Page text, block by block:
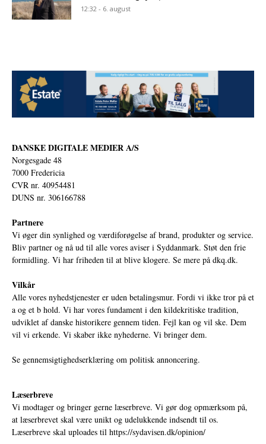
12:32 - 6. august
DANSKE DIGITALE MEDIER A/S
Norgesgade 48
7000 Fredericia
CVR nr. 40954481
DUNS nr. 306166788
Partnere
Vi øger din synlighed og værdiforøgelse af brand, produkter og service.
Bliv partner og nå ud til alle vores aviser i Syddanmark. Støt den frie
formidling. Vi har friheden til at blive klogere. Se mere på dkq.dk.
Vilkår
Alle vores nyhedstjenester er uden betalingsmur. Fordi vi ikke tror på et
a og et b hold. Vi har vores fundament i den kildekritiske tradition,
udviklet af danske historikere gennem tiden. Fejl kan og vil ske. Dem
vil vi erkende. Vi skaber ikke nyhederne. Vi bringer dem.
Se gennemsigtighedserklæring om politisk annoncering.
Læserbreve
Vi modtager og bringer gerne læserbreve. Vi gør dog opmærksom på,
at læserbrevet skal være unikt og udelukkende indsendt til os.
Læserbreve skal uploades til https://sydavisen.dk/opinion/